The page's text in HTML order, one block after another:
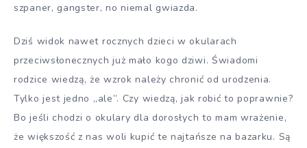
szpaner, gangster, no niemal gwiazda.
Dziś widok nawet rocznych dzieci w okularach
przeciwsłonecznych już mało kogo dziwi. Świadomi
rodzice wiedzą, że wzrok należy chronić od urodzenia.
Tylko jest jedno „ale”. Czy wiedzą, jak robić to poprawnie?
Bo jeśli chodzi o okulary dla dorosłych to mam wrażenie,
że większość z nas woli kupić te najtańsze na bazarku. Są